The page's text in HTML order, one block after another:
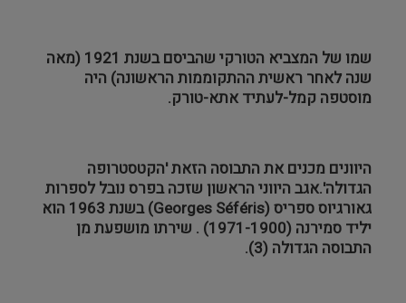
שמו של המצביא הטורקי שהביסם בשנת 1921 (מאה
שנה לאחר ראשית ההתקוממות הראשונה) היה
מוסטפה קמל-לעתיד אתא-טורק.
היוונים מכנים את התבוסה הזאת 'הקטסטרופה
הגדולה'.אגב היווני הראשון שזכה בפרס נובל לספרות
גאורגיוס ספריס (Georges Séféris
)
בשנת 1963 הוא
יליד סמירנה (1971-1900) . שירתו מושפעת מן
התבוסה הגדולה (3)
.